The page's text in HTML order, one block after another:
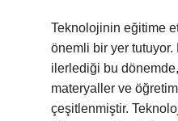
Teknolojinin eğitime
önemli bir yer tutuyor.
ilerlediği bu
materyaller ve
çeşitlenmiştir.